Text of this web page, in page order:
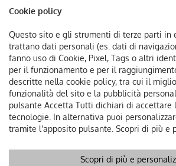
Dati fiscali:
IMPEX TRADE SRL
Via Alois Kuperion, 2-4, 39012, Merano (BZ)
C.F/P.IVA: 02737570214
Registro delle imprese:BZ
Copyright © 2026 GestionaleAuto.com
Cookie policy
Questo sito e gli strumenti di terze parti in
trattano dati personali (es. dati di
fanno uso di Cookie, Pixel, Tags o altri
per il funzionamento e per il
descritte nella cookie policy, tra cui il
funzionalità del sito e la pubblicità
pulsante Accetta Tutti dichiari di accettare
tecnologie. In alternativa puoi
tramite l'apposito pulsante. Scopri di più e
Scopri di più e